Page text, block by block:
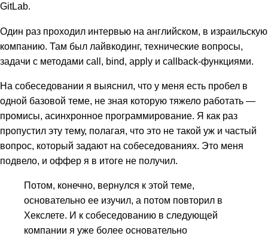
GitLab.
Один раз проходил интервью на английском, в израильскую
компанию. Там был лайвкодинг, технические вопросы,
задачи с методами call, bind, apply и callback-функциями.
На собеседовании я выяснил, что у меня есть пробел в
одной базовой теме, не зная которую тяжело работать —
промисы, асинхронное программирование. Я как раз
пропустил эту тему, полагая, что это не такой уж и частый
вопрос, который задают на собеседованиях. Это меня
подвело, и оффер я в итоге не получил.
Потом, конечно, вернулся к этой теме,
основательно ее изучил, а потом повторил в
Хекслете. И к собеседованию в следующей
компании я уже более основательно